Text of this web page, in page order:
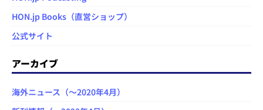
HON.jp Books（直営ショップ）
公式サイト
アーカイブ
海外ニュース（～2020年4月）